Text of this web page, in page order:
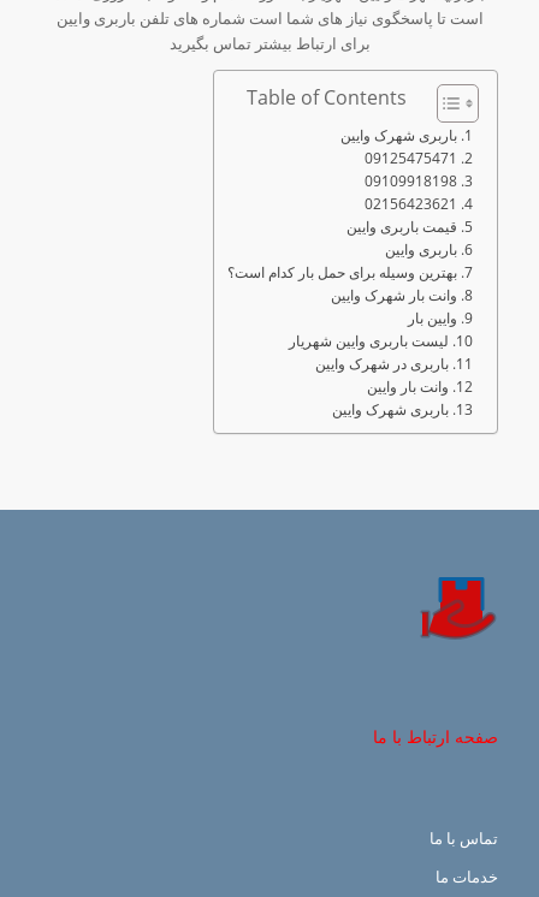
است تا پاسخگوی نیاز های شما است شماره های تلفن باربری وایین
برای ارتباط بیشتر تماس بگیرید
Table of Contents
باربری شهرک وایین
09125475471
09109918198
02156423621
قیمت باربری وایین
باربری وایین
بهترین وسیله برای حمل بار کدام است؟
وانت بار شهرک وایین
وایین بار
لیست باربری وایین شهریار
باربری در شهرک وایین
وانت بار وایین
باربری شهرک وایین
صفحه ارتباط با ما
تماس با ما
خدمات ما